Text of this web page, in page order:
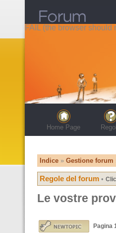
FAIL (the browser
Home Page
Indice » Gestione forum
Regole del forum •
Le vostre
Pagina